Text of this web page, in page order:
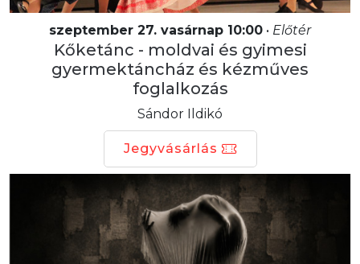
szeptember 27. vasárnap 10:00 • Előtér
Kőketánc - moldvai és gyimesi
gyermektáncház és kézműves
foglalkozás
Sándor Ildikó
Jegyvásárlás